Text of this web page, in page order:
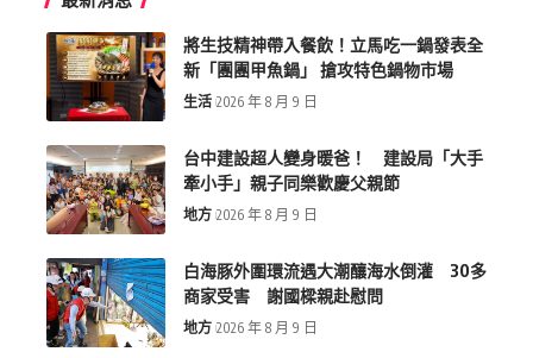
將生技精神帶入餐飲！立馬吃一鍋發表全
新「團團甲魚鍋」 搶攻特色鍋物市場
生活 2026 年 8 月 9 日
台中建設超人變身暖爸！ 建設局「大手
牽小手」親子同樂歡慶父親節
地方 2026 年 8 月 9 日
白海豚外圍環流遇大潮釀海水倒灌 30多
商家受害 謝國樑親赴慰問
地方 2026 年 8 月 9 日